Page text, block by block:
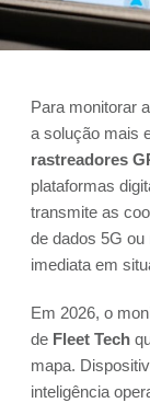
Para monitorar
a solução mais
rastreadores
plataformas
transmite as
de dados 5G ou
imediata em
Em 2026, o
de Fleet Tech
mapa.
inteligência